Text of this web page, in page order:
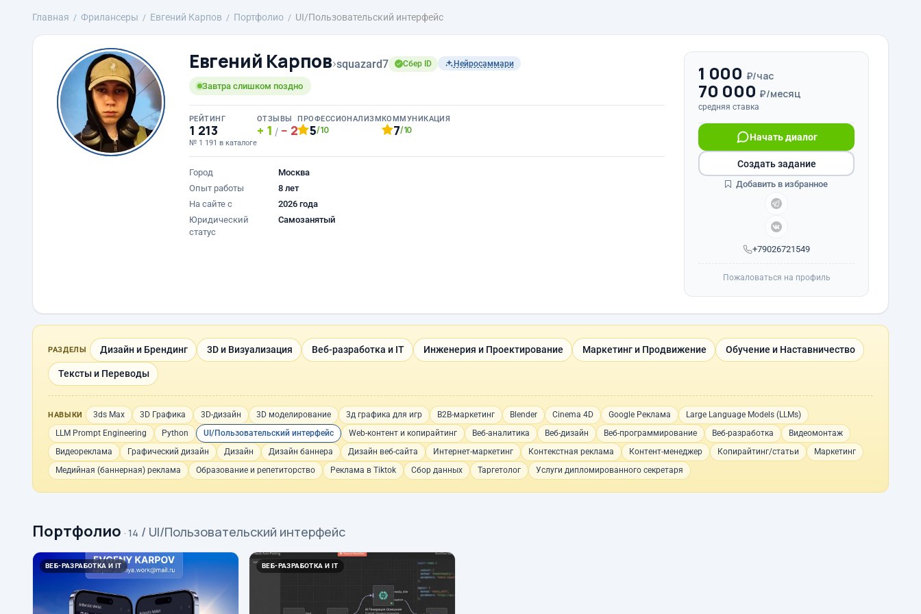
Главная Фрилансеры Евгений Карпов Портфолио UI/Пользовательский интерфейс
Евгений Карпов›squazard7 Сбер ID Нейросаммари
Завтра слишком поздно
РЕЙТИНГ
1 213
№ 1 191 в каталоге
ОТЗЫВЫ
1 / 2
ПРОФЕССИОНАЛИЗМ
5/10
КОММУНИКАЦИЯ
7/10
Город
Москва
Опыт работы
8 лет
На сайте с
2026 года
Юридический
статус
Самозанятый
1 000 ₽/час
70 000 ₽/месяц
средняя ставка
+79026721549
Начать диалог
Создать задание
Добавить в избранное
Пожаловаться на профиль
РАЗДЕЛЫ Дизайн и Брендинг 3D и Визуализация Веб-разработка и IT Инженерия и Проектирование Маркетинг и Продвижение Обучение и Наставничество
Тексты и Переводы
НАВЫКИ 3ds Max 3D Графика 3D-дизайн 3D моделирование 3д графика для игр B2B-маркетинг Blender Cinema 4D Google Реклама
Large Language Models (LLMs)
LLM Prompt Engineering
Python UI/Пользовательский интерфейс Web-контент и копирайтинг Веб-аналитика Веб-дизайн Веб-программирование Веб-разработка
Видеомонтаж
Видеореклама
Графический дизайн Дизайн Дизайн баннера Дизайн веб-сайта Интернет-маркетинг Контекстная реклама Контент-менеджер Копирайтинг/статьи
Маркетинг
Медийная (баннерная) реклама
Образование и репетиторство Реклама в Tiktok Сбор данных Таргетолог Услуги дипломированного секретаря
Портфолио · 14 / UI/Пользовательский интерфейс
ВЕБ-РАЗРАБОТКА И IT ВЕБ-РАЗРАБОТКА И IT